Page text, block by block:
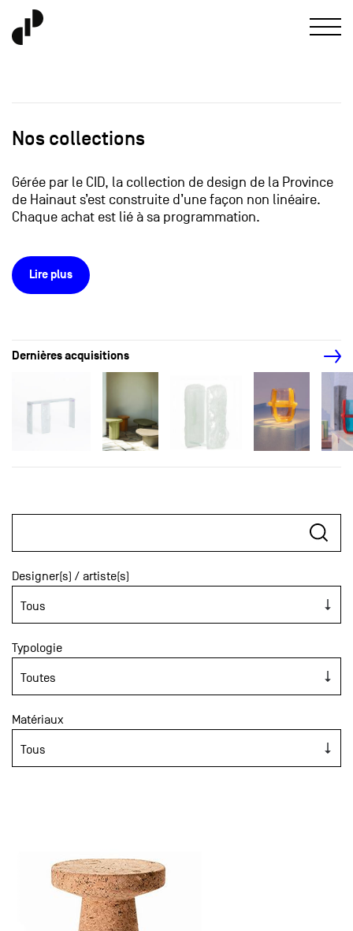
Nos collections
Gérée par le CID, la collection de design de la Province
de Hainaut s’est construite d’une façon non linéaire.
Chaque achat est lié à sa programmation.
Lire plus
Dernières acquisitions
Designer(s) / artiste(s)
Typologie
Matériaux